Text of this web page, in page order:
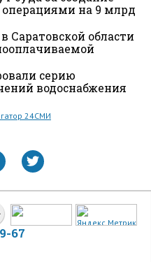
операциями на 9 млрд
Саратовской области
серию
водоснабжения
24СМИ
67